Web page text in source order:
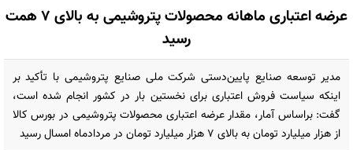
عرضه اعتباری ماهانه محصولات پتروشیمی به بالای ۷ همت
رسید
مدیر توسعه صنایع پایین‌دستی شرکت ملی صنایع پتروشیمی با تأکید بر
اینکه سیاست فروش اعتباری برای نخستین‌ بار در کشور انجام شده است،
گفت: براساس آمار، مقدار عرضه اعتباری محصولات پتروشیمی در بورس کالا
از هزار میلیارد تومان به بالای ۷ هزار میلیارد تومان در مردادماه امسال رسید